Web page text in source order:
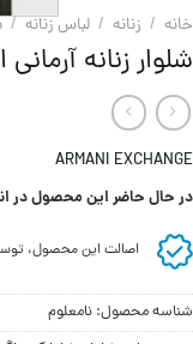
خانه / زنانه / لباس زنانه /
شلوار زنانه
ARMANI EXCHANGE
در حال حاضر این محصول در
اصالت این محصول،
شناسه محصول: نامعلوم